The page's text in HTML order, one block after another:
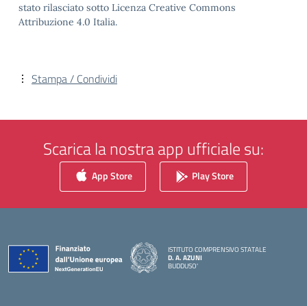
stato rilasciato sotto Licenza Creative Commons
Attribuzione 4.0 Italia.
Stampa / Condividi
Scarica la nostra app ufficiale su:
App Store Play Store
ISTITUTO COMPRENSIVO STATALE
D. A. AZUNI
BUDDUSO'